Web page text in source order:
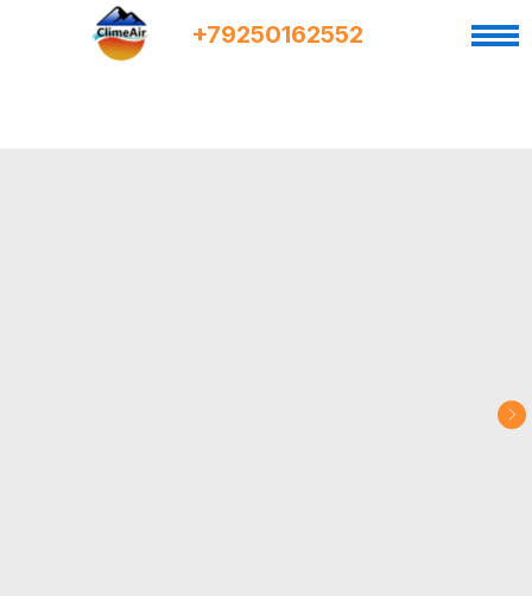
+79250162552